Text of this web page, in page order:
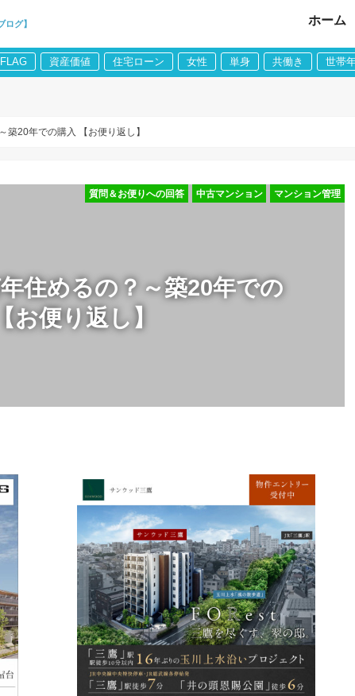
グ】
ホーム
資産価値 住宅ローン 女性 単身 共働き 世帯
築20年での購入 【お便り返し】
住めるの？～築20年での
お便り返し】
マンション管理
中古マンション
質問＆お便りへの回答